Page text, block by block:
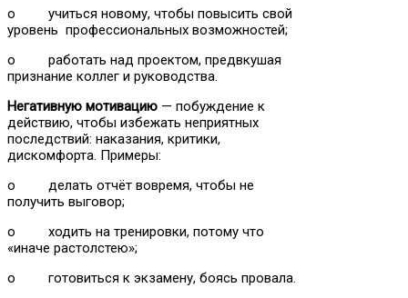
o учиться новому, чтобы повысить свой
уровень профессиональных возможностей;
o работать над проектом, предвкушая
признание коллег и руководства.
Негативную мотивацию — побуждение к
действию, чтобы избежать неприятных
последствий: наказания, критики,
дискомфорта. Примеры:
o делать отчёт вовремя, чтобы не
получить выговор;
o ходить на тренировки, потому что
«иначе растолстею»;
o готовиться к экзамену, боясь провала.